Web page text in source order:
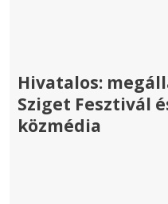
Hivatalos:
Sziget Fesztivál
közmédia